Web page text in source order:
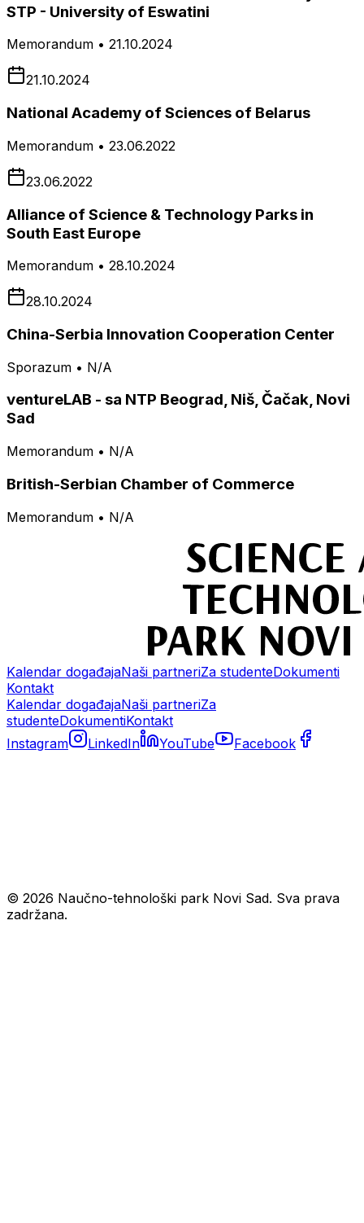
STP - University of Eswatini
Memorandum • 21.10.2024
21.10.2024
National Academy of Sciences of Belarus
Memorandum • 23.06.2022
23.06.2022
Alliance of Science & Technology Parks in
South East Europe
Memorandum • 28.10.2024
28.10.2024
China-Serbia Innovation Cooperation Center
Sporazum • N/A
ventureLAB - sa NTP Beograd, Niš, Čačak, Novi
Sad
Memorandum • N/A
British-Serbian Chamber of Commerce
Memorandum • N/A
Kalendar događajaNaši partneriZa studenteDokumenti
Kontakt
Kalendar događajaNaši partneriZa
studenteDokumentiKontakt
Instagram
LinkedIn YouTube Facebook
© 2026 Naučno-tehnološki park Novi Sad. Sva prava
zadržana.